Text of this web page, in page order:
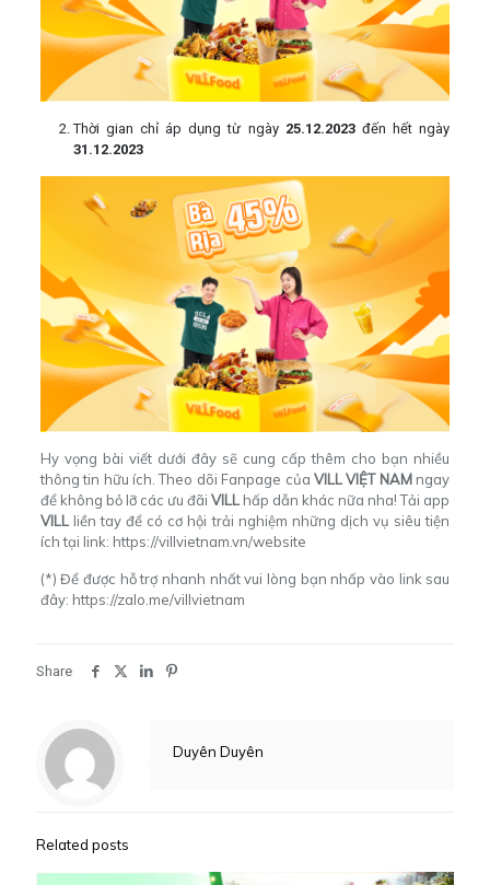
Thời gian chỉ áp dụng từ ngày 25.12.2023đến hết ngày
31.12.2023
Hy vọng bài viết dưới đây sẽ cung cấp thêm cho bạn nhiều
thông tin hữu ích. Theo dõi Fanpage của VILL VIỆT NAMngay
để không bỏ lỡ các ưu đãi VILL hấp dẫn khác nữa nha! Tải app
VILLliền tay để có cơ hội trải nghiệm những dịch vụ siêu tiện
ích tại link: https://villvietnam.vn/website
(*) Để được hỗ trợ nhanh nhất vui lòng bạn nhấp vào link sau
đây: https://zalo.me/villvietnam
Share
Duyên Duyên
Related posts